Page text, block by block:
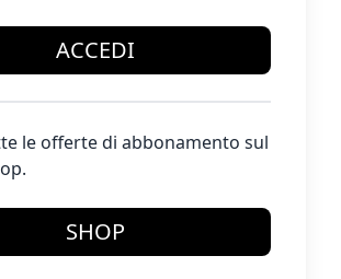
ACCEDI
le offerte di abbonamento sul
SHOP